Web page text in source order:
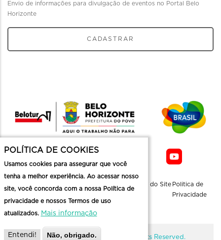
Envio de informações para divulgação de eventos no Portal Belo
Horizonte
CADASTRAR
Mapa do Site Politica de
Privacidade
@ Copyright Belotur 2026. All Rights Reserved.
POLÍTICA DE COOKIES
Usamos cookies para assegurar que você
tenha a melhor experiência. Ao acessar nosso
site, você concorda com a nossa Política de
privacidade e nossos Termos de uso
atualizados. Mais informação
Entendi! Não, obrigado.